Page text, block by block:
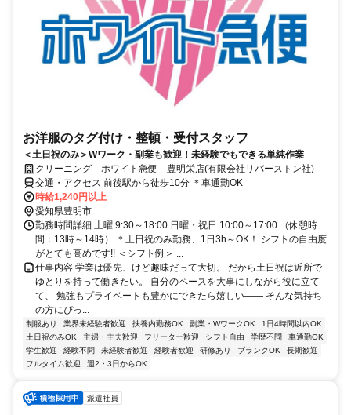
お洋服のタグ付け・整頓・受付スタッフ
＜土日祝のみ＞Wワーク・副業も歓迎！未経験でもできる単純作業
クリーニング ホワイト急便 豊明栄店(有限会社リバーストン社)
交通・アクセス 前後駅から徒歩10分 ＊車通勤OK
時給1,240円以上
愛知県豊明市
勤務時間詳細 土曜 9:30～18:00 日曜・祝日 10:00～17:00 （休憩時
間：13時～14時） ＊土日祝のみ勤務、1日3h～OK！ シフトの自由度
がとても高めです!! ＜シフト例＞ ...
仕事内容 学業は優先、けど趣味だって大切。 だから土日祝は近所で
ゆとりを持って働きたい。 自分のペースを大事にしながら役に立て
て、 勉強もプライベートも豊かにできたら嬉しい―― そんな気持ち
の方にぴっ...
制服あり 業界未経験者歓迎 扶養内勤務OK 副業・WワークOK
1日4時間以内OK
土日祝のみOK
主婦・主夫歓迎 フリーター歓迎 シフト自由 学歴不問
車通勤OK
学生歓迎
経験不問 未経験者歓迎 経験者歓迎 研修あり ブランクOK
長期歓迎
フルタイム歓迎
週2・3日からOK
派遣社員